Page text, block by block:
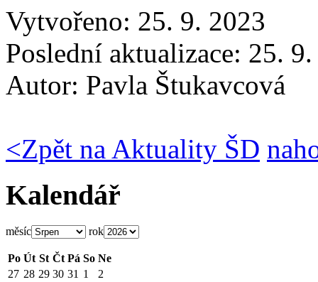
Vytvořeno: 25. 9. 2023
Poslední aktualizace: 25.
Autor: Pavla Štukavcová
<Zpět na Aktuality ŠD
Kalendář
měsíc rok
Po Út St Čt Pá So Ne
27 28 29 30 31 1
2